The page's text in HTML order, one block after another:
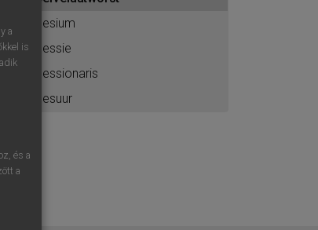
cesium
cessie
cessionaris
cesuur
a
is
és a
a